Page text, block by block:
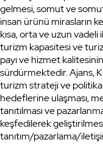
gelmesi, somut ve
insan ürünü mirasların
kısa, orta ve uzun
turizm kapasitesi ve
payı ve hizmet kalitesinin
sürdürmektedir. Ajans,
turizm strateji ve
hedeflerine ulaşması,
tanıtılması ve
keşfedilerek
tanıtım/pazarlama/